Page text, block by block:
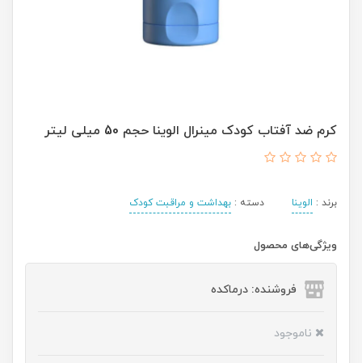
کرم ضد آفتاب کودک مینرال الوینا حجم 50 میلی لیتر
برند : الوینا دسته : بهداشت و مراقبت کودک
ویژگی‌های محصول
فروشنده: درماکده
ناموجود